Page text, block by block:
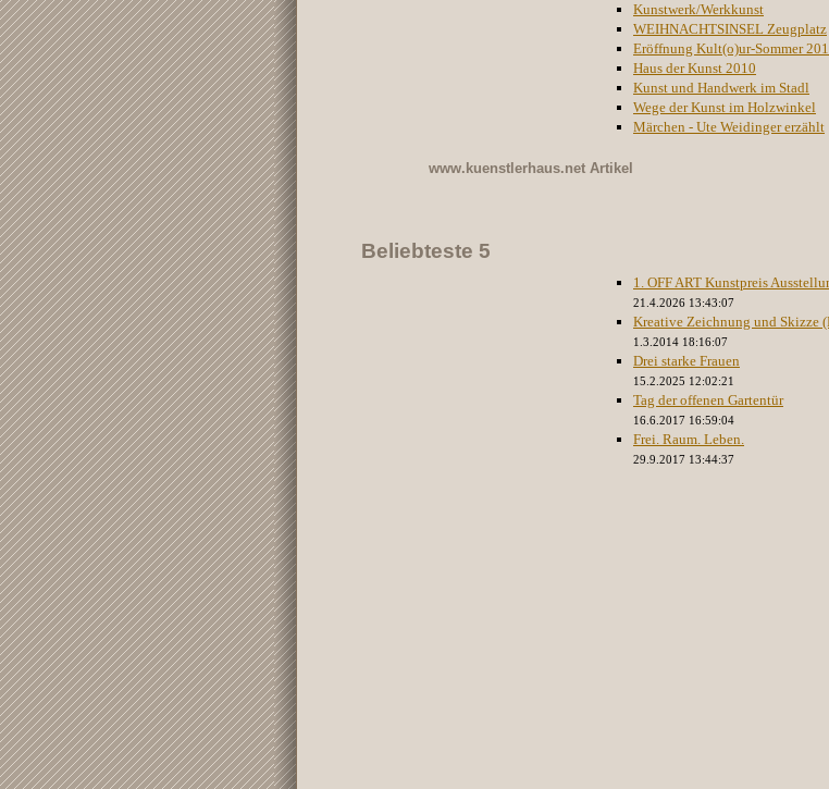
Kunstwerk/Werkkunst
WEIHNACHTSINSEL Zeugplatz
Eröffnung Kult(o)ur-Sommer
Haus der Kunst 2010
Kunst und Handwerk im Stadl
Wege der Kunst im Holzwinkel
Märchen - Ute Weidinger erzählt
www.kuenstlerhaus.net Artikel
Beliebteste 5
1. OFF ART Kunstpreis
21.4.2026 13:43:07
Kreative Zeichnung und Skizze
1.3.2014 18:16:07
Drei starke Frauen
15.2.2025 12:02:21
Tag der offenen Gartentür
16.6.2017 16:59:04
Frei. Raum. Leben.
29.9.2017 13:44:37